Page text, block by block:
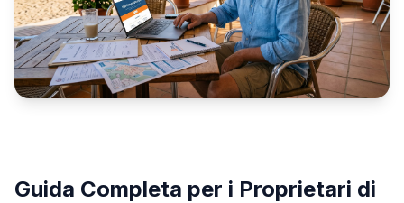
Guida Completa per i Proprietari di